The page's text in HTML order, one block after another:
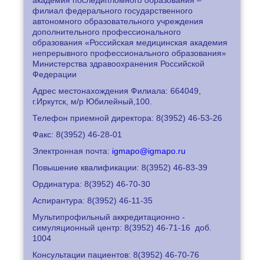
филиал федерального государственного
автономного образовательного учреждения
дополнительного профессионального
образования «Российская медицинская академия
непрерывного профессионального образования»
Министерства здравоохранения Российской
Федерации
Адрес местонахождения Филиала: 664049,
г.Иркутск, м/р Юбилейный,100.
Телефон приемной директора: 8(3952) 46-53-26
Факс: 8(3952) 46-28-01
Электронная почта: igmapo@igmapo.ru
Повышение квалификации: 8(3952) 46-83-39
Ординатура: 8(3952) 46-70-30
Аспирантура: 8(3952) 46-11-35
Мультипрофильный аккредитационно -
симуляционный центр: 8(3952) 46-71-16
доб.
1004
Консультации пациентов: 8(3952) 46-70-76